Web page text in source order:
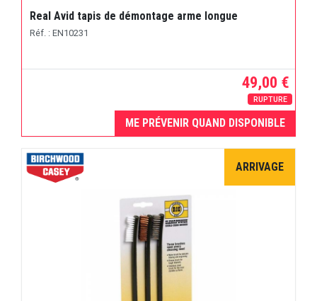
Real Avid tapis de démontage arme longue
Réf. : EN10231
49,00 €
RUPTURE
ME PRÉVENIR QUAND DISPONIBLE
ARRIVAGE